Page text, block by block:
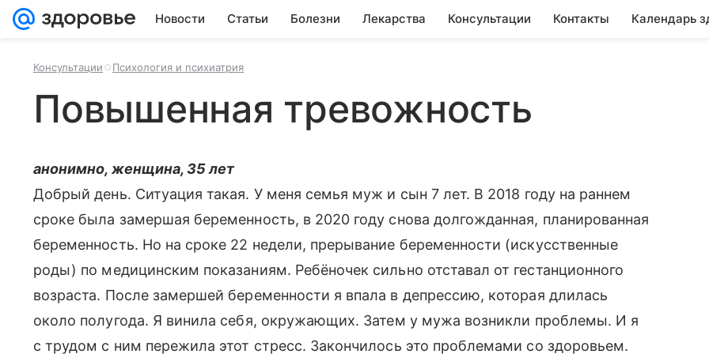
Новости Статьи Болезни Лекарства Консультации Контакты Календарь
Консультации Психология и психиатрия
Повышенная тревожность
анонимно, женщина, 35 лет
Добрый день. Ситуация такая. У меня семья муж и сын 7 лет. В 2018 году на раннем
сроке была замершая беременность, в 2020 году снова долгожданная, планированная
беременность. Но на сроке 22 недели, прерывание беременности (искусственные
роды) по медицинским показаниям. Ребёночек сильно отставал от гестанционного
возраста. После замершей беременности я впала в депрессию, которая длилась
около полугода. Я винила себя, окружающих. Затем у мужа возникли проблемы. И я
с трудом с ним пережила этот стресс. Закончилось это проблемами со здоровьем.